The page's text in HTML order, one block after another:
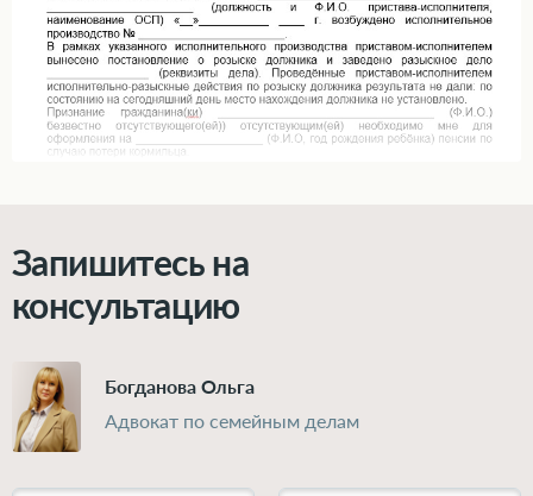
Запишитесь на
консультацию
Богданова Ольга
Адвокат по семейным делам